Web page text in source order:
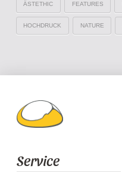
ÄSTETHIC FEATURES
HOCHDRUCK NATURE
Service